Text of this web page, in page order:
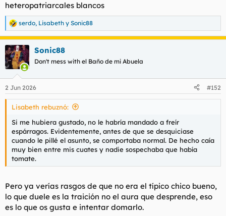
heteropatriarcales blancos
R
e
a
c
c
i
e
s
serdo, Lisabeth y Sonic88
Sonic88
Don't mess with el Baño de mi Abuela
2 Jun 2026 #152
Lisabeth rebuznó:
Si me hubiera gustado, no le habría mandado a freír
espárragos. Evidentemente, antes de que se desquiciase
cuando le pillé el asunto, se comportaba normal. De hecho caía
muy bien entre mis cuates y nadie sospechaba que había
tomate.
Pero ya verías rasgos de que no era el típico chico bueno,
lo que duele es la traición no el aura que desprende, eso
es lo que os gusta e intentar domarlo.